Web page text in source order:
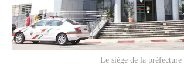
Le siège de la